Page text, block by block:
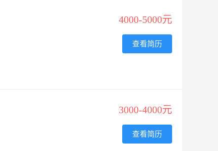
4000-5000元
查看简历
3000-4000元
查看简历